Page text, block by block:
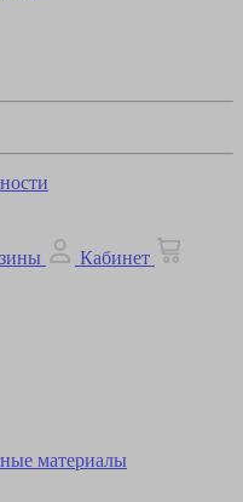
Кабинет
материалы